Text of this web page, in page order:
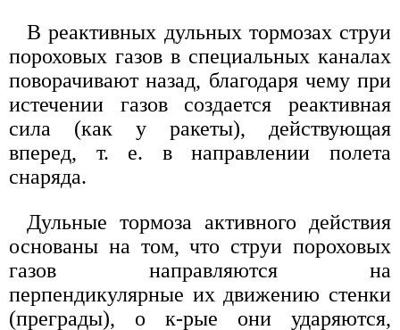
В реактивных дульных тормозах струи
пороховых газов в специальных каналах
поворачивают назад, благодаря чему при
истечении газов создается реактивная
сила (как у ракеты), действующая
вперед, т. е. в направлении полета
снаряда.
Дульные тормоза активного действия
основаны на том, что струи пороховых
газов направляются на
перпендикулярные их движению стенки
(преграды), о к-рые они ударяются,